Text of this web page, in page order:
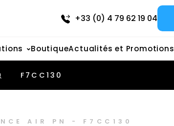
+33 (0) 4 79 62 19 04
BoutiqueActualités et Promotions
F7CC130
AIR PN - F7CC130